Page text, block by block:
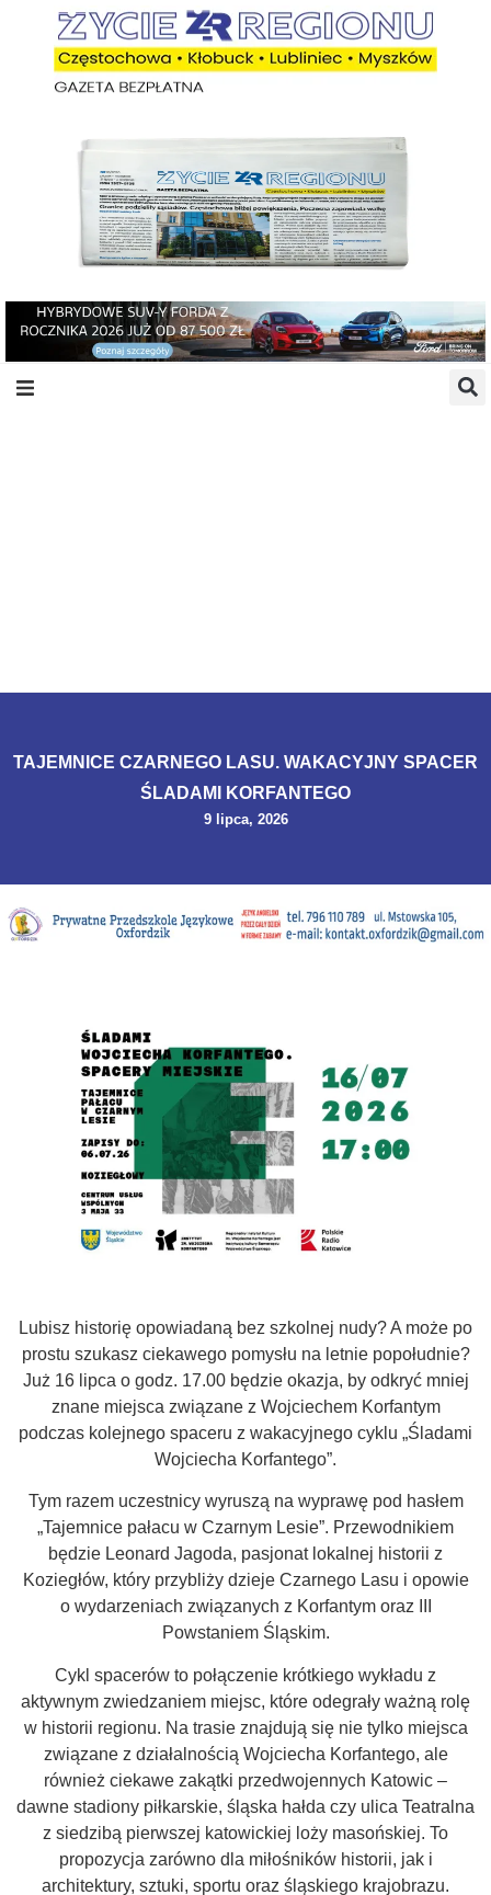
TAJEMNICE CZARNEGO LASU. WAKACYJNY SPACER
ŚLADAMI KORFANTEGO
9 lipca, 2026
Lubisz historię opowiadaną bez szkolnej nudy? A może po
prostu szukasz ciekawego pomysłu na letnie popołudnie?
Już 16 lipca o godz. 17.00 będzie okazja, by odkryć mniej
znane miejsca związane z Wojciechem Korfantym
podczas kolejnego spaceru z wakacyjnego cyklu „Śladami
Wojciecha Korfantego”.
Tym razem uczestnicy wyruszą na wyprawę pod hasłem
„Tajemnice pałacu w Czarnym Lesie”. Przewodnikiem
będzie Leonard Jagoda, pasjonat lokalnej historii z
Koziegłów, który przybliży dzieje Czarnego Lasu i opowie
o wydarzeniach związanych z Korfantym oraz III
Powstaniem Śląskim.
Cykl spacerów to połączenie krótkiego wykładu z
aktywnym zwiedzaniem miejsc, które odegrały ważną rolę
w historii regionu. Na trasie znajdują się nie tylko miejsca
związane z działalnością Wojciecha Korfantego, ale
również ciekawe zakątki przedwojennych Katowic –
dawne stadiony piłkarskie, śląska hałda czy ulica Teatralna
z siedzibą pierwszej katowickiej loży masońskiej. To
propozycja zarówno dla miłośników historii, jak i
architektury, sztuki, sportu oraz śląskiego krajobrazu.